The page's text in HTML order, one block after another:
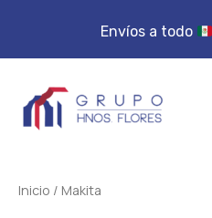
contenido
Inicio / Makita
Envíos a todo